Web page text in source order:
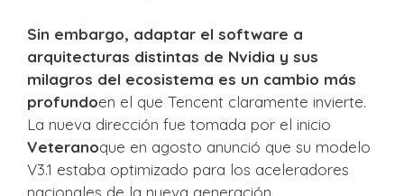
Sin embargo, adaptar el software a
arquitecturas distintas de Nvidia y sus
milagros del ecosistema es un cambio más
profundoen el que Tencent claramente invierte.
La nueva dirección fue tomada por el inicio
Veteranoque en agosto anunció que su modelo
V3.1 estaba optimizado para los aceleradores
nacionales de la nueva generación.